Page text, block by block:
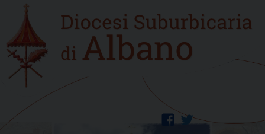
content
Home
new
twitter
facebook